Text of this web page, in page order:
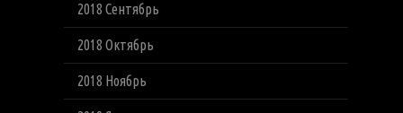
2018 Сентябрь
2018 Октябрь
2018 Ноябрь